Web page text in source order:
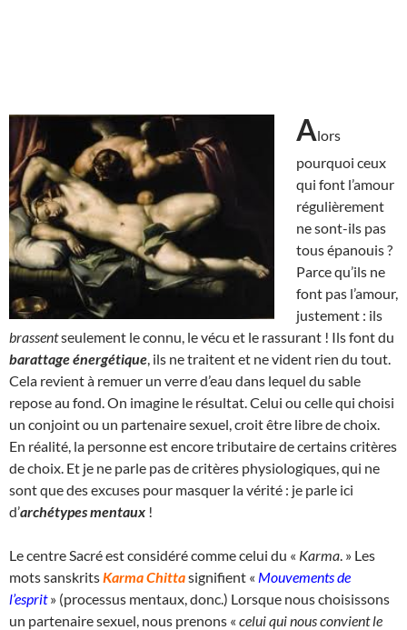
Alors
pourquoi ceux
qui font l’amour
régulièrement
ne sont-ils pas
tous épanouis ?
Parce qu’ils ne
font pas l’amour,
justement : ils
brassentseulement le connu, le vécu et le rassurant ! Ils font du
barattage énergétique , ils ne traitent et ne vident rien du tout.
Cela revient à remuer un verre d’eau dans lequel du sable
repose au fond. On imagine le résultat. Celui ou celle qui choisi
un conjoint ou un partenaire sexuel, croit être libre de choix.
En réalité, la personne est encore tributaire de certains critères
de choix. Et je ne parle pas de critères physiologiques, qui ne
sont que des excuses pour masquer la vérité : je parle ici
d’archétypes mentaux !
Le centre Sacré est considéré comme celui du « Karma . » Les
mots sanskrits Karma Chittasignifient « Mouvements de
l’esprit» (processus mentaux, donc.) Lorsque nous choisissons
un partenaire sexuel, nous prenons « celui qui nous convient le